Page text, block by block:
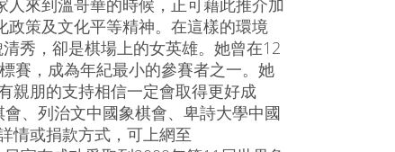
人來到溫哥華的時候，正可藉此推介加
政策及文化平等精神。在這樣的環境
秀，卻是棋場上的女英雄。她曾在12
賽，成為年紀最小的參賽者之一。她
親朋的支持相信一定會取得更好成
、列治文中國象棋會、卑詩大學中國
情或捐款方式，可上網至